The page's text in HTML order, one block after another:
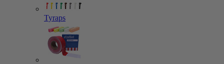
Tyraps